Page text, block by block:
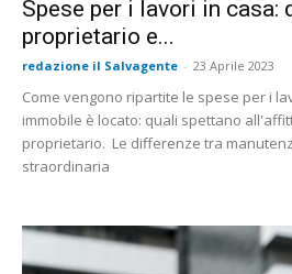
Spese per i lavori in casa:
proprietario e...
redazione il Salvagente - 23 Aprile 2023
Come vengono ripartite le spese per i
immobile è locato: quali spettano
proprietario. Le differenze tra
straordinaria